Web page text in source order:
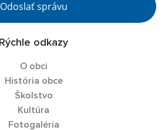
Odoslať správu
Rýchle odkazy
O obci
História obce
Školstvo
Kultúra
Fotogaléria